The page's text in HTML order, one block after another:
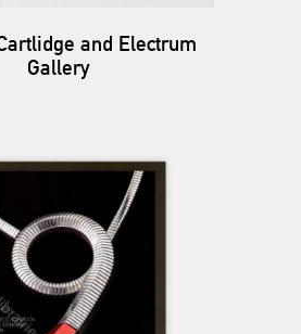
and Electrum
Gallery